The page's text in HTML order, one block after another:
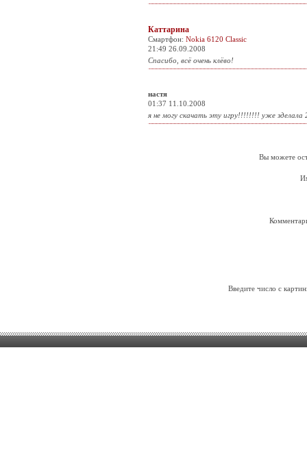
Каттарина
Смартфон: Nokia 6120 Classic
21:49 26.09.2008
Спасибо, всё очень клёво!
настя
01:37 11.10.2008
я не могу скачать эту игру!!!!!!!! уже зделала
Вы можете
Введите число с